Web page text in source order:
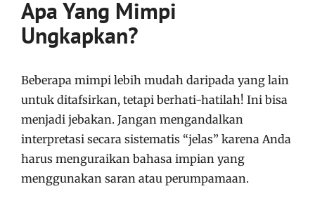
Apa Yang Mimpi
Ungkapkan?
Beberapa mimpi lebih mudah daripada yang lain
untuk ditafsirkan, tetapi berhati-hatilah! Ini bisa
menjadi jebakan. Jangan mengandalkan
interpretasi secara sistematis “jelas” karena Anda
harus menguraikan bahasa impian yang
menggunakan saran atau perumpamaan.